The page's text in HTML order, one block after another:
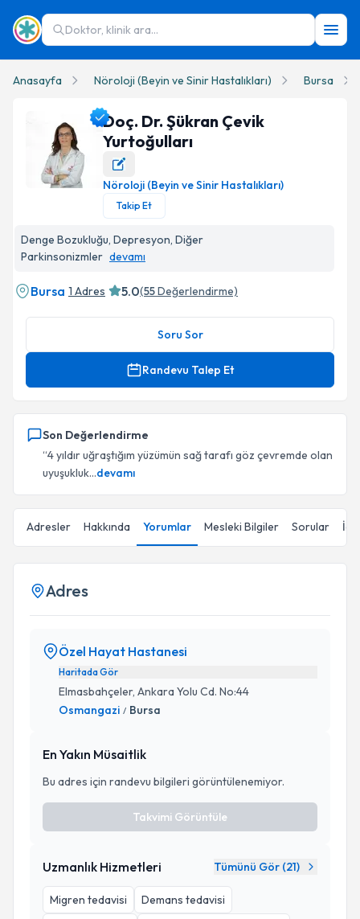
Doktor, klinik ara...
Anasayfa Nöroloji (Beyin ve Sinir Hastalıkları) Bursa
Doç. Dr. Şükran Çevik Yurtoğulları Profil Fotoğrafı
Doç. Dr. Şükran Çevik
Yurtoğulları
Nöroloji (Beyin ve Sinir Hastalıkları)
Takip Et
Denge Bozukluğu, Depresyon, Diğer
Parkinsonizmler devamı
Bursa 1 Adres 5.0(55Değerlendirme)
Soru Sor
Randevu Talep Et
Son Değerlendirme
“4 yıldır uğraştığım yüzümün sağ tarafı göz çevremde olan
uyuşukluk...devamı
Adresler Hakkında Yorumlar Mesleki Bilgiler Sorular
Adres
Özel Hayat Hastanesi
Haritada Gör
Elmasbahçeler, Ankara Yolu Cd. No:44
Osmangazi / Bursa
En Yakın Müsaitlik
Bu adres için randevu bilgileri görüntülenemiyor.
Takvimi Görüntüle
Uzmanlık Hizmetleri Tümünü Gör (21)
Migren tedavisi
Demans tedavisi